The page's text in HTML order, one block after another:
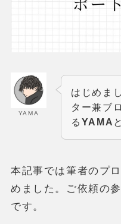
YAMA
はじめま
ター兼ブ
る YAMA
本記事では筆者のプ
めました。ご依頼の
です。